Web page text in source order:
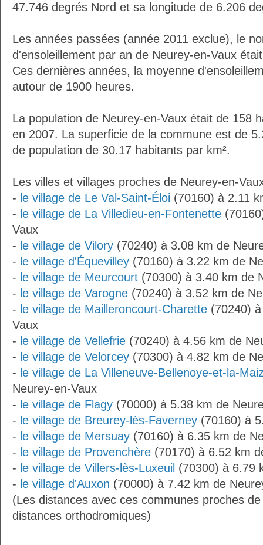
47.746 degrés Nord et sa longitude de 6.206
Les années passées (année 2011 exclue), le
d'ensoleillement par an de Neurey-en-Vaux
Ces dernières années, la moyenne
autour de 1900 heures.
La population de Neurey-en-Vaux était de 158
en 2007. La superficie de la commune est de
de population de 30.17 habitants par km².
Les villes et villages proches de Neurey-en-
- le village de Le Val-Saint-Éloi (70160) à 2.11
- le village de La Villedieu-en-Fontenette
Vaux
- le village de Vilory (70240) à 3.08 km de
- le village d'Équevilley (70160) à 3.22 km de
- le village de Meurcourt (70300) à 3.40 km de
- le village de Varogne (70240) à 3.52 km de
- le village de Mailleroncourt-Charette (70240)
Vaux
- le village de Vellefrie (70240) à 4.56 km de
- le village de Velorcey (70300) à 4.82 km de
- le village de La Villeneuve-Bellenoye-et-la-
Neurey-en-Vaux
- le village de Flagy (70000) à 5.38 km de
- le village de Breurey-lès-Faverney (70160) à
- le village de Mersuay (70160) à 6.35 km de
- le village de Provenchère (70170) à 6.52 km
- le village de Villers-lès-Luxeuil (70300) à 6.79
- le village d'Auxon (70000) à 7.42 km de
(Les distances avec ces communes proches
distances orthodromiques)